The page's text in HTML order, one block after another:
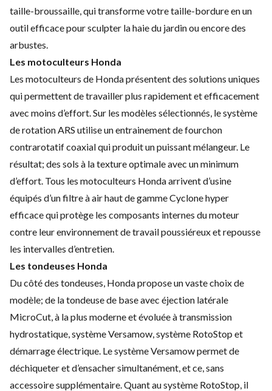
taille-broussaille, qui transforme votre taille-bordure en un
outil efficace pour sculpter la haie du jardin ou encore des
arbustes.
Les motoculteurs Honda
Les motoculteurs de Honda présentent des solutions uniques
qui permettent de travailler plus rapidement et efficacement
avec moins d’effort. Sur les modèles sélectionnés, le système
de rotation ARS utilise un entrainement de fourchon
contrarotatif coaxial qui produit un puissant mélangeur. Le
résultat; des sols à la texture optimale avec un minimum
d’effort. Tous les motoculteurs Honda arrivent d’usine
équipés d’un filtre à air haut de gamme Cyclone hyper
efficace qui protège les composants internes du moteur
contre leur environnement de travail poussiéreux et repousse
les intervalles d’entretien.
Les tondeuses Honda
Du côté des tondeuses, Honda propose un vaste choix de
modèle; de la tondeuse de base avec éjection latérale
MicroCut, à la plus moderne et évoluée à transmission
hydrostatique, système Versamow, système RotoStop et
démarrage électrique. Le système Versamow permet de
déchiqueter et d’ensacher simultanément, et ce, sans
accessoire supplémentaire. Quant au système RotoStop, il